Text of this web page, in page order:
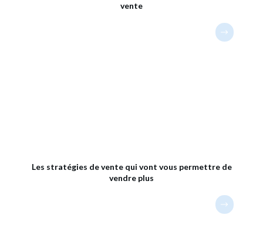
vente
Les stratégies de vente qui vont vous permettre de
vendre plus